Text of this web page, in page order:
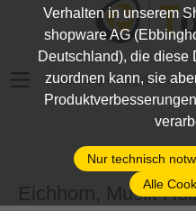
Suchbegriff eingeben
Eichhorn, Musik
Verhalten in unserem
shopware AG
Deutschland), die diese
zuordnen kann, sie
Nur technisch
Alle